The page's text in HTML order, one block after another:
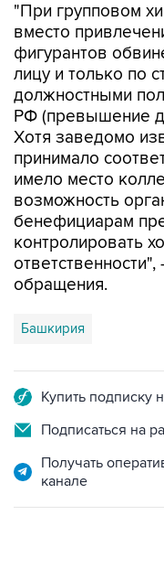
"При групповом
вместо
фигурантов
лицу и только по
должностными
РФ (превышение
Хотя заведомо
принимало
имело место
возможность
бенефициарам
контролировать
обращения.
Башкирия
Купить подписку
Подписаться на
Получать
канале